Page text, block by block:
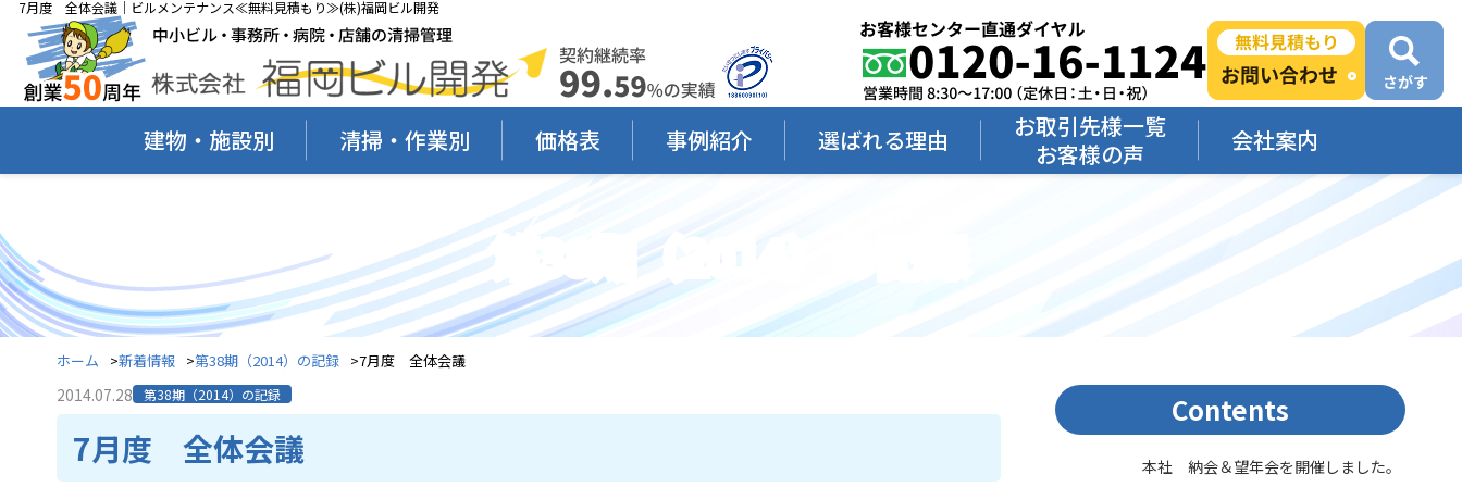
7月度 全体会議｜ビルメンテナンス≪無料見積もり≫(株)福岡ビル開発
建物・施設別 清掃・作業別 価格表 事例紹介 選ばれる理由
お取引先様一覧
お客様の声
会社案内
第38期（2014）の記録
ホーム 新着情報 第38期（2014）の記録 7月度 全体会議
2014.07.28 第38期（2014）の記録
7月度 全体会議
Contents
本社 納会＆望年会を開催しました。